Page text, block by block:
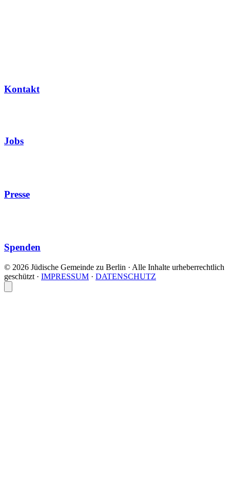
Kontakt
Jobs
Presse
Spenden
© 2026 Jüdische Gemeinde zu Berlin · Alle Inhalte urheberrechtlich
geschützt · IMPRESSUM · DATENSCHUTZ